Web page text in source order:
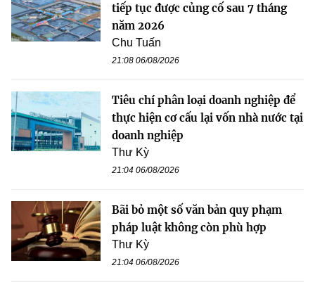
tiếp tục được củng cố sau 7 tháng
năm 2026
Chu Tuấn
21:08 06/08/2026
Tiêu chí phân loại doanh nghiệp để
thực hiện cơ cấu lại vốn nhà nước tại
doanh nghiệp
Thư Kỳ
21:04 06/08/2026
Bãi bỏ một số văn bản quy phạm
pháp luật không còn phù hợp
Thư Kỳ
21:04 06/08/2026